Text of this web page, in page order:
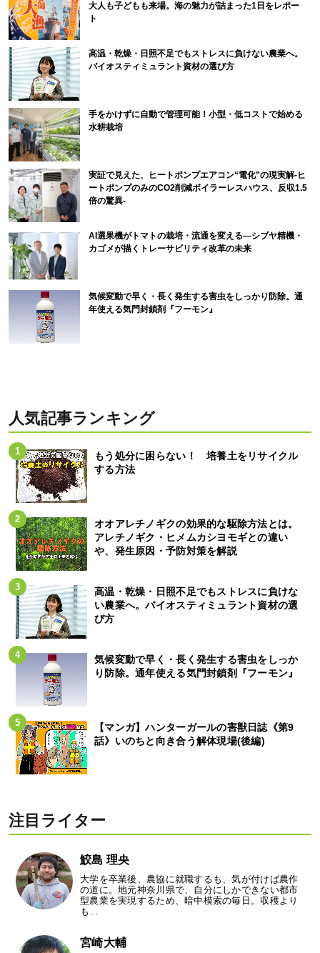
大人も子どもも来場。海の魅力が詰まった1日をレポー
ト
高温・乾燥・日照不足でもストレスに負けない農業へ。
バイオスティミュラント資材の選び方
手をかけずに自動で管理可能！小型・低コストで始める
水耕栽培
実証で見えた、ヒートポンプエアコン“電化”の現実解-ヒ
ートポンプのみのCO2削減ボイラーレスハウス、反収1.5
倍の驚異-
AI選果機がトマトの栽培・流通を変える―シブヤ精機・
カゴメが描くトレーサビリティ改革の未来
気候変動で早く・長く発生する害虫をしっかり防除。通
年使える気門封鎖剤『フーモン』
人気記事ランキング
もう処分に困らない！ 培養土をリサイクル
する方法
オオアレチノギクの効果的な駆除方法とは。
アレチノギク・ヒメムカシヨモギとの違い
や、発生原因・予防対策を解説
高温・乾燥・日照不足でもストレスに負けな
い農業へ。バイオスティミュラント資材の選
び方
気候変動で早く・長く発生する害虫をしっか
り防除。通年使える気門封鎖剤『フーモン』
【マンガ】ハンターガールの害獣日誌《第9
話》いのちと向き合う解体現場(後編)
注目ライター
鮫島 理央
大学を卒業後、農協に就職するも、気が付けば農作
の道に。地元神奈川県で、自分にしかできない都市
型農業を実現するため、暗中模索の毎日。収穫より
も…
宮崎大輔